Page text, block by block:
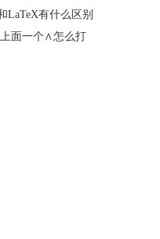
LaTeX有什么区别
上面一个∧怎么打